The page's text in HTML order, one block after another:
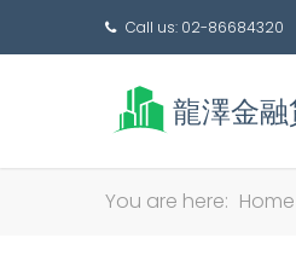
Call us: 02-86684320
You are here: Home